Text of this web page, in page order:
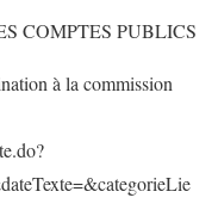
COMPTES PUBLICS
à la commission